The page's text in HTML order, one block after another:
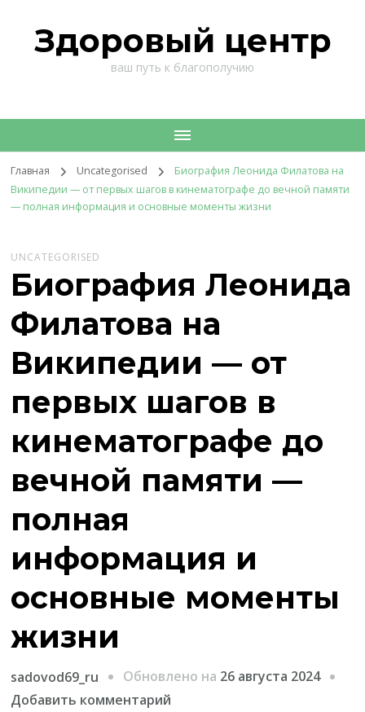
Здоровый центр
ваш путь к благополучию
Главная Uncategorised
Биография Леонида Филатова на
Википедии — от первых шагов в кинематографе до вечной памяти
— полная информация и основные моменты жизни
UNCATEGORISED
Биография Леонида
Филатова на
Википедии — от
первых шагов в
кинематографе до
вечной памяти —
полная
информация и
основные моменты
жизни
sadovod69_ru Обновлено на 26 августа 2024
Добавить комментарий